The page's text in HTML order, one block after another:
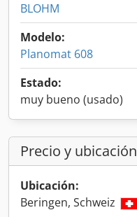
BLOHM
Modelo:
Planomat 608
Estado:
muy bueno (usado)
Precio y ubicación
Ubicación:
Beringen, Schweiz